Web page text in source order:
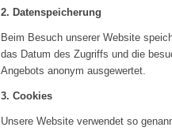
2. Datenspeicherung
Beim Besuch unserer Website
das Datum des Zugriffs und die
Angebots anonym ausgewertet.
3. Cookies
Unsere Website verwendet so